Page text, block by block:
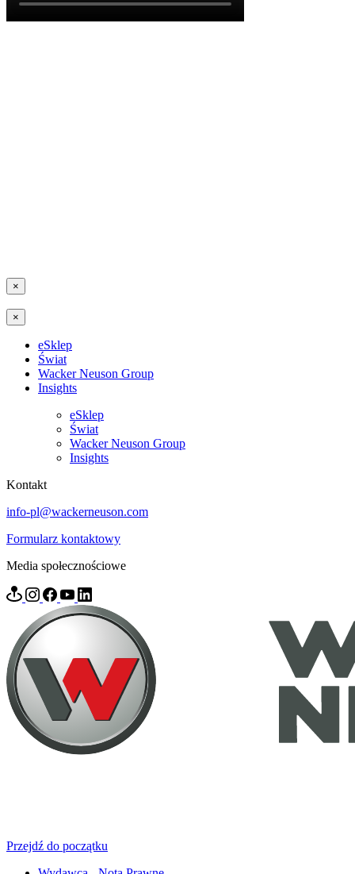
×
×
eSklep
Świat
Wacker Neuson Group
Insights
eSklep
Świat
Wacker Neuson Group
Insights
Kontakt
info-pl@wackerneuson.com
Formularz kontaktowy
Media społecznościowe
Przejdź do początku